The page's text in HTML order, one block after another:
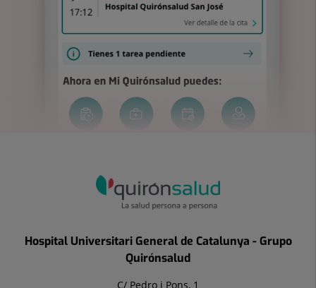
Hospital Universitari General de Catalunya - Grupo
Quirónsalud
C/ Pedro i Pons, 1